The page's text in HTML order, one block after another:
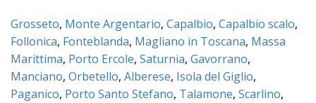
Grosseto, Monte Argentario, Capalbio, Capalbio scalo,
Follonica, Fonteblanda, Magliano in Toscana, Massa
Marittima, Porto Ercole, Saturnia, Gavorrano,
Manciano, Orbetello, Alberese, Isola del Giglio,
Paganico, Porto Santo Stefano, Talamone, Scarlino,